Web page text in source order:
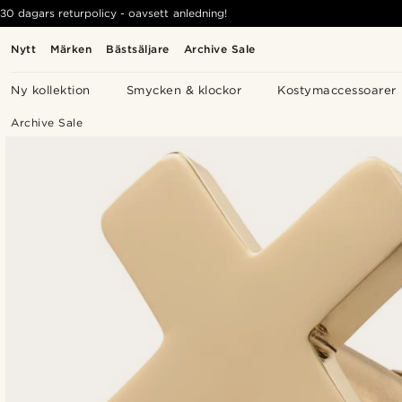
Nytt Märken Bästsäljare Archive Sale
Ny kollektion Smycken & klockor Kostymaccessoarer
30 dagars returpolicy - oavsett anledning!
Archive Sale